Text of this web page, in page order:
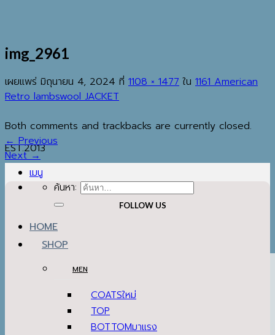
EST.2013
เมนู
ค้นหา:
HOME
SHOP
MEN
COATS
TOP
BOTTOM
img_2961
เผยแพร่ มิถุนายน 4, 2024 ที่ 1108 × 1477 ใน 1161 American
Retro lambswool JACKET
Both comments and trackbacks are currently closed.
←Previous
Next→
FOLLOW US